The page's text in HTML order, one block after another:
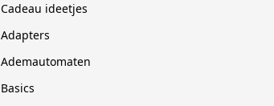
Cadeau ideetjes
Adapters
Ademautomaten
Basics